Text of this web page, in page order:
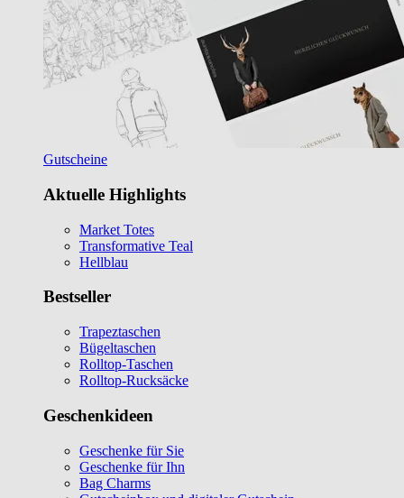
Gutscheine
Aktuelle Highlights
Market Totes
Transformative Teal
Hellblau
Bestseller
Trapeztaschen
Bügeltaschen
Rolltop-Taschen
Rolltop-Rucksäcke
Geschenkideen
Geschenke für Sie
Geschenke für Ihn
Bag Charms